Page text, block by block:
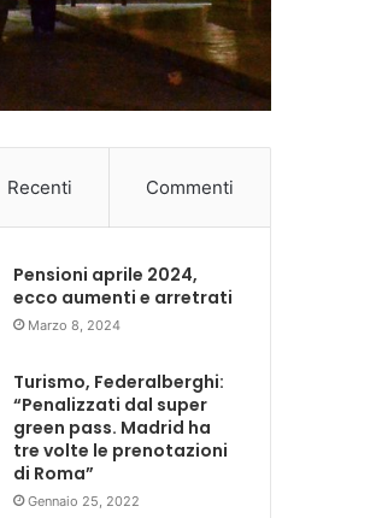
Recenti Commenti
Pensioni aprile 2024,
ecco aumenti e arretrati
Marzo 8, 2024
Turismo, Federalberghi:
“Penalizzati dal super
green pass. Madrid ha
tre volte le prenotazioni
di Roma”
Gennaio 25, 2022